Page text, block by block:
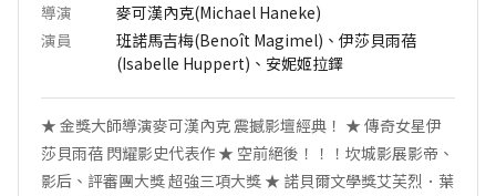
導演
麥可漢內克(Michael Haneke)
演員
班諾馬吉梅(Benoît Magimel)、伊莎貝雨蓓
(Isabelle Huppert)、安妮姬拉鐸
★ 金獎大師導演麥可漢內克 震撼影壇經典！ ★ 傳奇女星伊
莎貝雨蓓 閃耀影史代表作 ★ 空前絕後！！！坎城影展影帝、
影后、評審團大獎 超強三項大獎 ★ 諾貝爾文學獎艾芙烈．葉